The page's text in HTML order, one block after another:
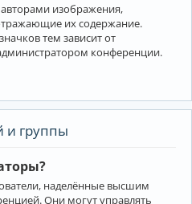
изображения,
их содержание.
тем зависит от
конференции.
и группы
наделённые высшим
Они могут управлять